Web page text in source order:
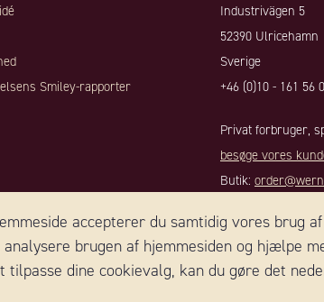
accepterer du samtidig vores brug
brugen af ​​hjemmesiden og hjælpe
tilpasse dine cookievalg, kan du gøre det
Smiley-rapporter
Industrivägen 5
52390 Ulricehamn
Sverige
+46 (0)10 - 161 56
Privat forbruger,
besøge vores
Butik:
Hjemmeside: